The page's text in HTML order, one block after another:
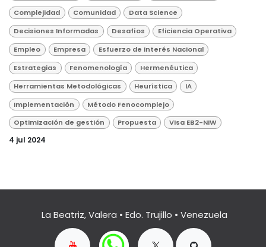
Complejidad
Comunidad
Data Science
Decisiones Informadas
Desafíos
Eficiencia Operativa
Empleo
Empresa
Esfuerzo de Interés Nacional
Estrategias
Fenomenología
Hermenéutica
Herramientas Metodológicas
Heurística
IA
Implementación
Método Fenocomplejo
Optimización de gestión
Propuesta Visa EB2-NIW
4 jul 2024
La Beatriz, Valera • Edo. Trujillo • Venezuela